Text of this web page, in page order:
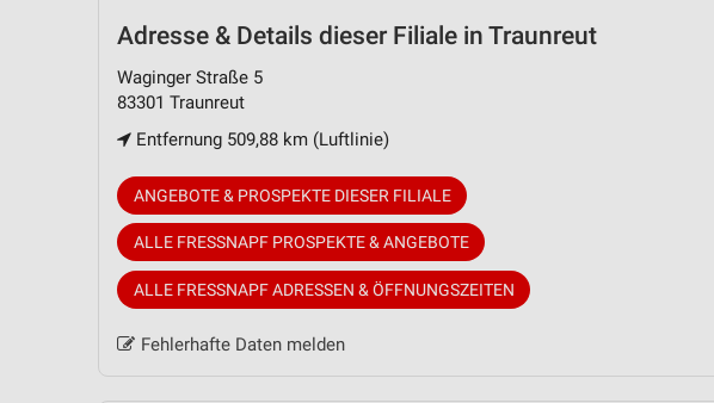
Adresse & Details dieser Filiale in Traunreut
Waginger Straße 5
83301 Traunreut
Entfernung 509,88 km (Luftlinie)
ANGEBOTE & PROSPEKTE DIESER FILIALE
ALLE FRESSNAPF PROSPEKTE & ANGEBOTE
ALLE FRESSNAPF ADRESSEN & ÖFFNUNGSZEITEN
Fehlerhafte Daten melden